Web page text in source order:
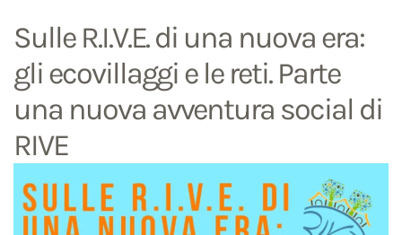
Sulle R.I.V.E. di una nuova era:
gli ecovillaggi e le reti. Parte
una nuova avventura social di
RIVE